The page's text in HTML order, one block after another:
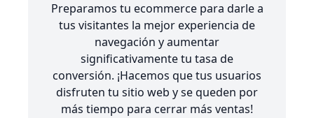
Preparamos tu ecommerce para darle a
tus visitantes la mejor experiencia de
navegación y aumentar
significativamente tu tasa de
conversión. ¡Hacemos que tus usuarios
disfruten tu sitio web y se queden por
más tiempo para cerrar más ventas!